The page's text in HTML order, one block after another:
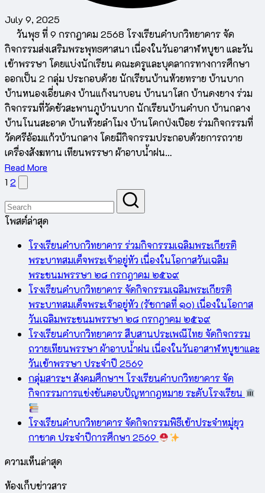
July 9, 2025
วันพุธ ที่ 9 กรกฎาคม 2568 โรงเรียนคำบกวิทยาคาร จัด
กิจกรรมส่งเสริมพระพุทธศาสนา เนื่องในวันอาสาฬหบูชา และวัน
เข้าพรรษา โดยแบ่งนักเรียน คณะครูและบุคลากรทางการศึกษา
ออกเป็น 2 กลุ่ม ประกอบด้วย นักเรียนบ้านห้วยทราย บ้านบาก
บ้านหนองเอี่ยนดง บ้านแก้งนาบอน บ้านนาโสก บ้านดงยาง ร่วม
กิจกรรมที่วัดขัวสะพานภูบ้านบาก นักเรียนบ้านคำบก บ้านกลาง
บ้านโนนสะอาด บ้านห้วยลำโมง บ้านโคกป่งเปือย ร่วมกิจกรรมที่
วัดศรีอ้อมแก้วบ้านกลาง โดยมีกิจกรรมประกอบด้วยการถวาย
เครื่องสังฆทาน เทียนพรรษา ผ้าอาบน้ำฝน…
Read More
Posts
pagination
1 2 Next
โพสต์ล่าสุด
โรงเรียนคำบกวิทยาคาร ร่วมกิจกรรมเฉลิมพระเกียรติ
พระบาทสมเด็จพระเจ้าอยู่หัว เนื่องในโอกาสวันเฉลิม
พระชนมพรรษา ๒๘ กรกฎาคม ๒๕๖๙
โรงเรียนคำบกวิทยาคาร จัดกิจกรรมเฉลิมพระเกียรติ
พระบาทสมเด็จพระเจ้าอยู่หัว (รัชกาลที่ ๑๐) เนื่องในโอกาส
วันเฉลิมพระชนมพรรษา ๒๘ กรกฎาคม ๒๕๖๙
โรงเรียนคำบกวิทยาคาร สืบสานประเพณีไทย จัดกิจกรรม
ถวายเทียนพรรษา ผ้าอาบน้ำฝน เนื่องในวันอาสาฬหบูชาและ
วันเข้าพรรษา ประจำปี 2569
กลุ่มสาระฯ สังคมศึกษาฯ โรงเรียนคำบกวิทยาคาร จัด
กิจกรรมการแข่งขันตอบปัญหากฎหมาย ระดับโรงเรียน
โรงเรียนคำบกวิทยาคาร จัดกิจกรรมพิธีเข้าประจำหมู่ยุว
กาชาด ประจำปีการศึกษา 2569
ความเห็นล่าสุด
ห้องเก็บข่าวสาร